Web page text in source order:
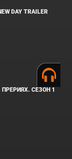
DAY TRAILER
СЕЗОН 1